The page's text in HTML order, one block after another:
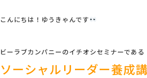
最新ブログ
こんにちは！ゆうきゃんです
ビーラブカンパニーのイチオシセミナーである
ソーシャルリーダー養成